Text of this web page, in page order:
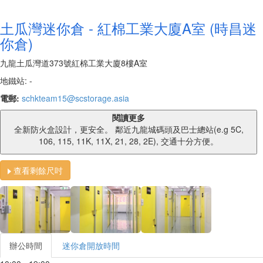
土瓜灣迷你倉 - 紅棉工業大廈A室 (時昌迷
你倉)
九龍土瓜灣道373號紅棉工業大廈8樓A室
地鐵站: -
電郵: schkteam15@scstorage.asia
閱讀更多
全新防火盒設計，更安全。 鄰近九龍城碼頭及巴士總站(e.g 5C,
106, 115, 11K, 11X, 21, 28, 2E), 交通十分方便。
查看剩餘尺吋
辦公時間
迷你倉開放時間